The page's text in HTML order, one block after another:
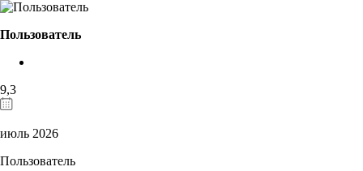
Пользователь
9,3
июль 2026
Пользователь